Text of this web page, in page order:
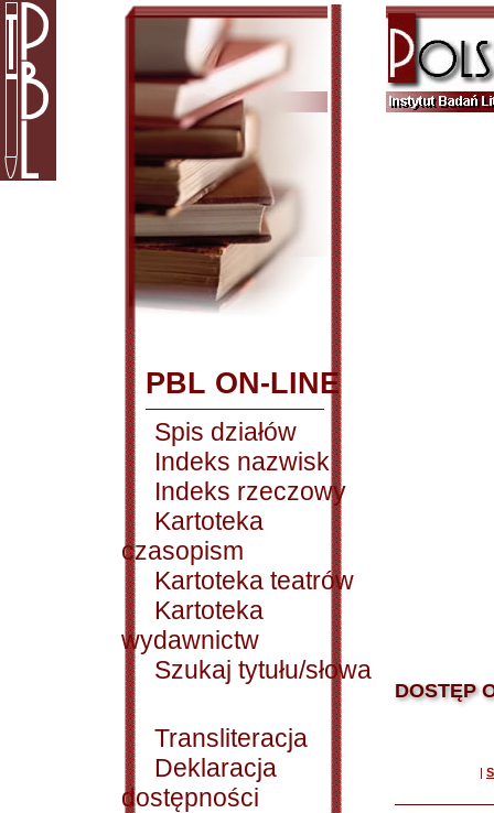
PBL ON-LINE
Spis działów
Indeks nazwisk
Indeks rzeczowy
Kartoteka
czasopism
Kartoteka teatrów
Kartoteka
wydawnictw
Szukaj tytułu/słowa
Transliteracja
Deklaracja
dostępności
DOSTĘP
|